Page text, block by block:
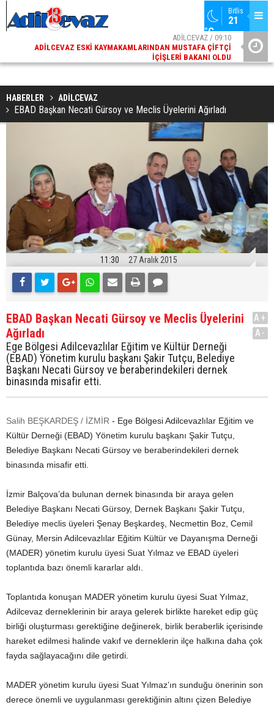
Bitlis
21
°C
ADİLCEVAZ / 09:10
ADILCEVAZ ESKI KAYMAKAMLARINDAN MUSTAFA ÇIFTÇI
İÇIŞLERI BAKANI OLDU
HABERLER ADİLCEVAZ
EBAD Başkan Necati Gürsoy ve Meclis Üyelerini Ağırladı
11:30 27 Aralık 2015
EBAD Başkan Necati Gürsoy ve Meclis Üyelerini
Ağırladı
Ege Bölgesi Adilcevazlılar Eğitim ve Kültür Derneği
(EBAD) Yönetim kurulu başkanı Şakir Tutçu, Belediye
Başkanı Necati Gürsoy ve beraberindekileri dernek
binasında misafir etti.
A+
A-
Salih BEŞKARDEŞ / İZMİR - Ege Bölgesi Adilcevazlılar Eğitim ve
Kültür Derneği (EBAD) Yönetim kurulu başkanı Şakir Tutçu,
Belediye Başkanı Necati Gürsoy ve beraberindekileri dernek
binasında misafir etti.
İzmir Balçova’da bulunan dernek binasında bir araya gelen
Belediye Başkanı Necati Gürsoy, Dernek Başkanı Şakir Tutçu,
Belediye meclis üyeleri Şenay Beşkardeş, Necmettin Boz, Cemil
Günay, Mersin Adilcevazlılar Eğitim Kültür ve Dayanışma Derneği
(MADER) yönetim kurulu üyesi Suat Yılmaz ve EBAD üyeleri
toplantıda bazı önemli kararlar aldı.
Toplantıda konuşan MADER yönetim kurulu üyesi Suat Yılmaz,
Adilcevaz derneklerinin bir araya gelerek birlikte hareket edip güç
birliği oluşturması gerektiğine değinerek, birlik beraberlik içerisinde
hareket edilmesi halinde vakıf ve derneklerin ilçe halkına daha çok
fayda sağlayacağını dile getirdi.
MADER yönetim kurulu üyesi Suat Yılmaz’ın sunduğu önerinin son
derece önemli ve uygulanması gerektiğinin altını çizen Belediye